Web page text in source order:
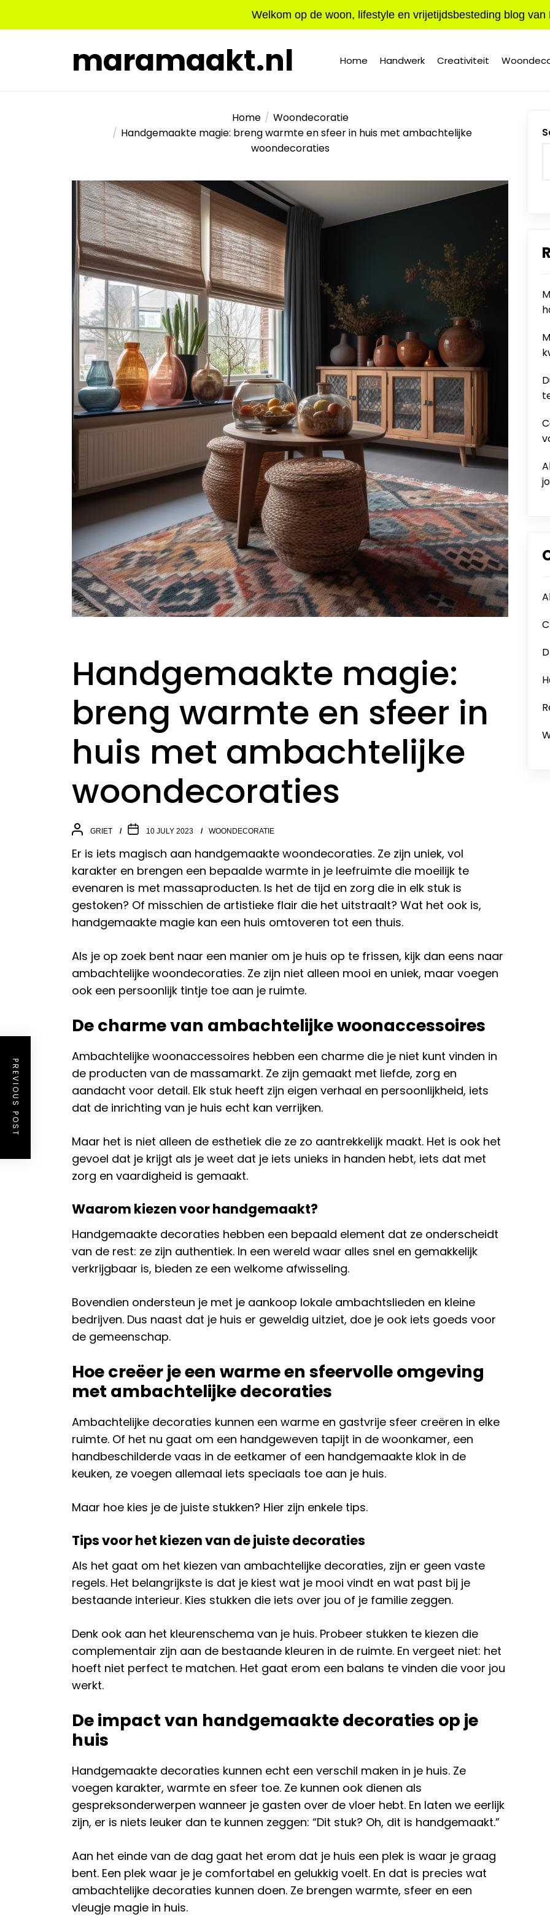
Welkom op de woon, lifestyle en vrijetijdsbesteding blog van
maramaakt.nl Home Handwerk Creativiteit
Home
Woondecoratie
Handgemaakte magie: breng warmte en sfeer in huis met ambachtelijke
woondecoraties
Handgemaakte magie:
breng warmte en sfeer in
huis met ambachtelijke
woondecoraties
GRIET 10 JULY 2023 WOONDECORATIE
Er is iets magisch aan handgemaakte woondecoraties. Ze zijn uniek, vol
karakter en brengen een bepaalde warmte in je leefruimte die moeilijk te
evenaren is met massaproducten. Is het de tijd en zorg die in elk stuk is
gestoken? Of misschien de artistieke flair die het uitstraalt? Wat het ook is,
handgemaakte magie kan een huis omtoveren tot een thuis.
Als je op zoek bent naar een manier om je huis op te frissen, kijk dan eens naar
ambachtelijke woondecoraties. Ze zijn niet alleen mooi en uniek, maar voegen
ook een persoonlijk tintje toe aan je ruimte.
De charme van ambachtelijke woonaccessoires
Ambachtelijke woonaccessoires hebben een charme die je niet kunt vinden in
de producten van de massamarkt. Ze zijn gemaakt met liefde, zorg en
aandacht voor detail. Elk stuk heeft zijn eigen verhaal en persoonlijkheid, iets
dat de inrichting van je huis echt kan verrijken.
Maar het is niet alleen de esthetiek die ze zo aantrekkelijk maakt. Het is ook het
gevoel dat je krijgt als je weet dat je iets unieks in handen hebt, iets dat met
zorg en vaardigheid is gemaakt.
Waarom kiezen voor handgemaakt?
Handgemaakte decoraties hebben een bepaald element dat ze onderscheidt
van de rest: ze zijn authentiek. In een wereld waar alles snel en gemakkelijk
verkrijgbaar is, bieden ze een welkome afwisseling.
Bovendien ondersteun je met je aankoop lokale ambachtslieden en kleine
bedrijven. Dus naast dat je huis er geweldig uitziet, doe je ook iets goeds voor
de gemeenschap.
Hoe creëer je een warme en sfeervolle omgeving
met ambachtelijke decoraties
Ambachtelijke decoraties kunnen een warme en gastvrije sfeer creëren in elke
ruimte. Of het nu gaat om een handgeweven tapijt in de woonkamer, een
handbeschilderde vaas in de eetkamer of een handgemaakte klok in de
keuken, ze voegen allemaal iets speciaals toe aan je huis.
Maar hoe kies je de juiste stukken? Hier zijn enkele tips.
Tips voor het kiezen van de juiste decoraties
Als het gaat om het kiezen van ambachtelijke decoraties, zijn er geen vaste
regels. Het belangrijkste is dat je kiest wat je mooi vindt en wat past bij je
bestaande interieur. Kies stukken die iets over jou of je familie zeggen.
Denk ook aan het kleurenschema van je huis. Probeer stukken te kiezen die
complementair zijn aan de bestaande kleuren in de ruimte. En vergeet niet: het
hoeft niet perfect te matchen. Het gaat erom een balans te vinden die voor jou
werkt.
De impact van handgemaakte decoraties op je
huis
Handgemaakte decoraties kunnen echt een verschil maken in je huis. Ze
voegen karakter, warmte en sfeer toe. Ze kunnen ook dienen als
gespreksonderwerpen wanneer je gasten over de vloer hebt. En laten we eerlijk
zijn, er is niets leuker dan te kunnen zeggen: “Dit stuk? Oh, dit is handgemaakt.”
Aan het einde van de dag gaat het erom dat je huis een plek is waar je graag
bent. Een plek waar je je comfortabel en gelukkig voelt. En dat is precies wat
ambachtelijke decoraties kunnen doen. Ze brengen warmte, sfeer en een
vleugje magie in huis.
PREVIOUS POST